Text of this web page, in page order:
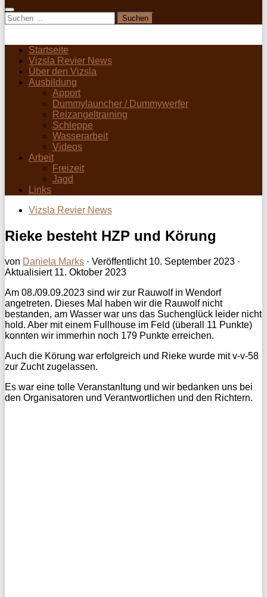
Suchen
nach:
Startseite
Vizsla Revier News
Über den Vizsla
Ausbildung
Apport
Dummylauncher / Dummywerfer
Reizangeltraining
Schleppe
Wasserarbeit
Videos
Arbeit
Freizeit
Jagd
Links
Vizsla Revier News
Rieke besteht HZP und Körung
von Daniela Marks · Veröffentlicht 10. September 2023 ·
Aktualisiert 11. Oktober 2023
Am 08./09.09.2023 sind wir zur Rauwolf in Wendorf
angetreten. Dieses Mal haben wir die Rauwolf nicht
bestanden, am Wasser war uns das Suchenglück leider nicht
hold. Aber mit einem Fullhouse im Feld (überall 11 Punkte)
konnten wir immerhin noch 179 Punkte erreichen.
Auch die Körung war erfolgreich und Rieke wurde mit v-v-58
zur Zucht zugelassen.
Es war eine tolle Veranstanltung und wir bedanken uns bei
den Organisatoren und Verantwortlichen und den Richtern.